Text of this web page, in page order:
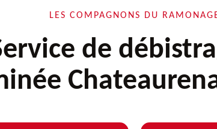
LES COMPAGNONS DU
de